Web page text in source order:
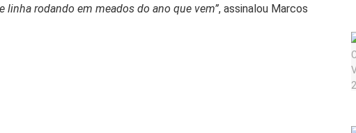
linha rodando em meados do ano que vem”, assinalou Marcos